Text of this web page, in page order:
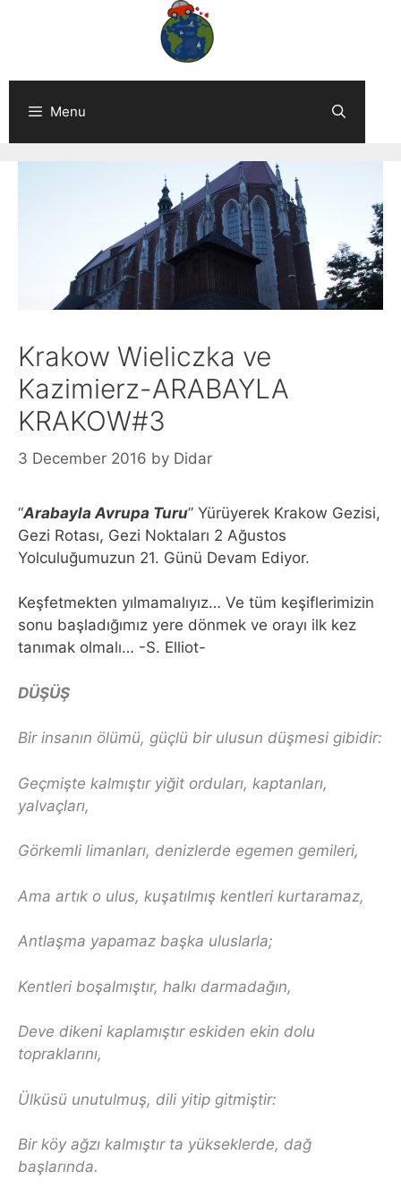
Menu
Krakow Wieliczka ve
Kazimierz-ARABAYLA
KRAKOW#3
3 December 2016 by Didar
“Arabayla Avrupa Turu” Yürüyerek Krakow Gezisi,
Gezi Rotası, Gezi Noktaları 2 Ağustos
Yolculuğumuzun 21. Günü Devam Ediyor.
Keşfetmekten yılmamalıyız… Ve tüm keşiflerimizin
sonu başladığımız yere dönmek ve orayı ilk kez
tanımak olmalı… -S. Elliot-
DÜŞÜŞ
Bir insanın ölümü, güçlü bir ulusun düşmesi gibidir:
Geçmişte kalmıştır yiğit orduları, kaptanları,
yalvaçları,
Görkemli limanları, denizlerde egemen gemileri,
Ama artık o ulus, kuşatılmış kentleri kurtaramaz,
Antlaşma yapamaz başka uluslarla;
Kentleri boşalmıştır, halkı darmadağın,
Deve dikeni kaplamıştır eskiden ekin dolu
topraklarını,
Ülküsü unutulmuş, dili yitip gitmiştir:
Bir köy ağzı kalmıştır ta yükseklerde, dağ
başlarında.